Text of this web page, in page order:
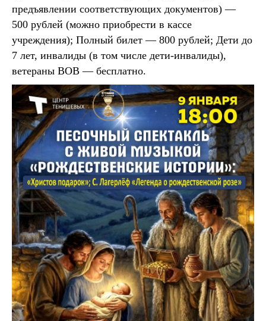
предъявлении соответствующих документов) —
500 рублей (можно приобрести в кассе
учреждения); Полный билет — 800 рублей; Дети до
7 лет, инвалиды (в том числе дети-инвалиды),
ветераны ВОВ — бесплатно.